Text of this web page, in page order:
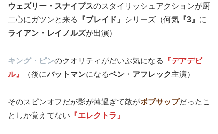
ウェズリー・スナイプスのスタイリッシュアクションが厨
二心にガツンと来る
『ブレイド』 シリーズ（何気 『3』 に
ライアン・レイノルズが出演）
キング・ピンのクオリティがだいぶ気になる
『デアデビ
ル』
（後にバットマンになるベン・アフレック主演）
そのスピンオフだが影が薄過ぎて敵がボブサップだったこ
としか覚えてない 『エレクトラ』